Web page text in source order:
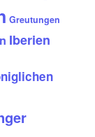
Greutungen
Iberien